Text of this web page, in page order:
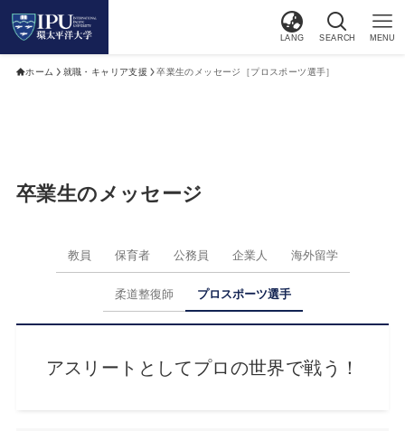
LANG SEARCH MENU
ホーム 就職・キャリア支援 卒業生のメッセージ［プロスポーツ選手］
卒業生のメッセージ
教員 保育者 公務員 企業人 海外留学
柔道整復師 プロスポーツ選手
アスリートとしてプロの世界で戦う！